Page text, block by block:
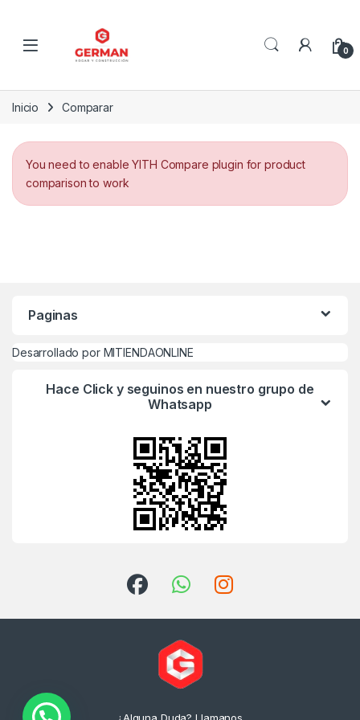
0
Inicio Comparar
You need to enable YITH Compare plugin for product
comparison to work
Paginas
Desarrollado por MITIENDAONLINE
Hace Click y seguinos en nuestro grupo de
Whatsapp